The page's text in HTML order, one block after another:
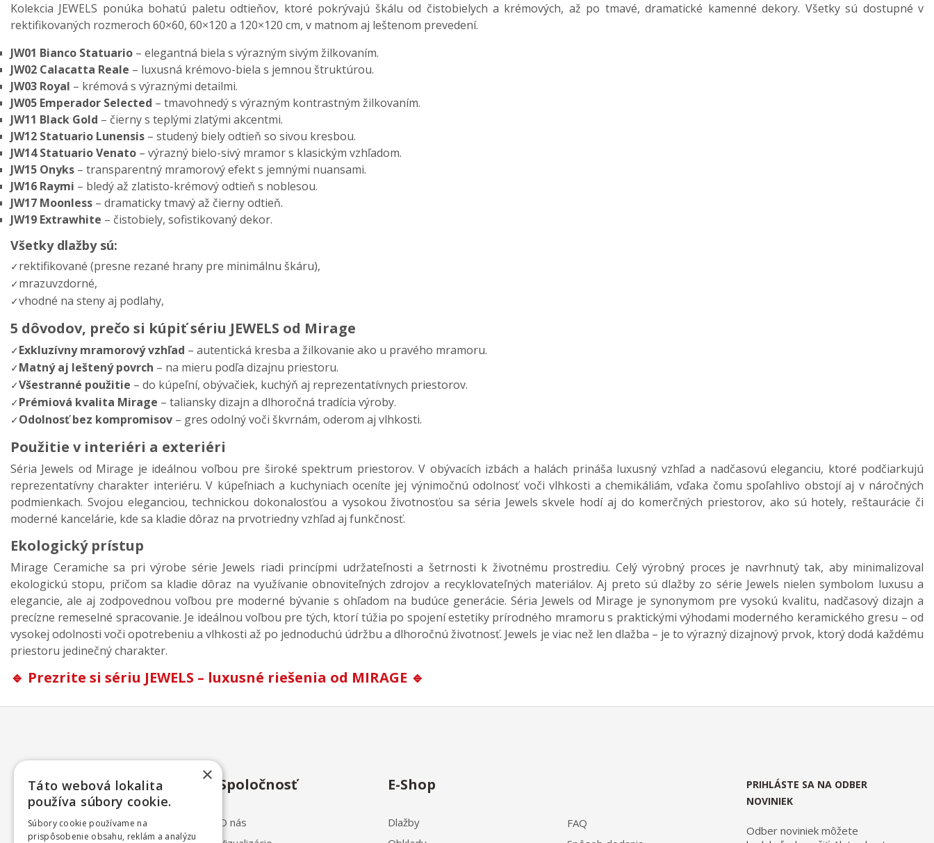
Kolekcia JEWELS ponúka bohatú paletu odtieňov, ktoré pokrývajú škálu od čistobielych a krémových, až po tmavé, dramatické kamenné dekory. Všetky sú dostupné v
rektifikovaných rozmeroch 60×60, 60×120 a 120×120 cm, v matnom aj leštenom prevedení.
JW01 Bianco Statuario – elegantná biela s výrazným sivým žilkovaním.
JW02 Calacatta Reale – luxusná krémovo-biela s jemnou štruktúrou.
JW03 Royal – krémová s výraznými detailmi.
JW05 Emperador Selected – tmavohnedý s výrazným kontrastným žilkovaním.
JW11 Black Gold – čierny s teplými zlatými akcentmi.
JW12 Statuario Lunensis – studený biely odtieň so sivou kresbou.
JW14 Statuario Venato – výrazný bielo-sivý mramor s klasickým vzhľadom.
JW15 Onyks – transparentný mramorový efekt s jemnými nuansami.
JW16 Raymi – bledý až zlatisto-krémový odtieň s noblesou.
JW17 Moonless – dramaticky tmavý až čierny odtieň.
JW19 Extrawhite – čistobiely, sofistikovaný dekor.
Všetky dlažby sú:
✓rektifikované (presne rezané hrany pre minimálnu škáru),
✓mrazuvzdorné,
✓vhodné na steny aj podlahy,
5 dôvodov, prečo si kúpiť sériu JEWELS od Mirage
✓Exkluzívny mramorový vzhľad – autentická kresba a žilkovanie ako u pravého mramoru.
✓Matný aj leštený povrch – na mieru podľa dizajnu priestoru.
✓Všestranné použitie – do kúpeľní, obývačiek, kuchýň aj reprezentatívnych priestorov.
✓Prémiová kvalita Mirage – taliansky dizajn a dlhoročná tradícia výroby.
✓Odolnosť bez kompromisov – gres odolný voči škvrnám, oderom aj vlhkosti.
Použitie v interiéri a exteriéri
Séria Jewels od Mirage je ideálnou voľbou pre široké spektrum priestorov. V obývacích izbách a halách prináša luxusný vzhľad a nadčasovú eleganciu, ktoré podčiarkujú
reprezentatívny charakter interiéru. V kúpeľniach a kuchyniach oceníte jej výnimočnú odolnosť voči vlhkosti a chemikáliám, vďaka čomu spoľahlivo obstojí aj v náročných
podmienkach. Svojou eleganciou, technickou dokonalosťou a vysokou životnosťou sa séria Jewels skvele hodí aj do komerčných priestorov, ako sú hotely, reštaurácie či
moderné kancelárie, kde sa kladie dôraz na prvotriedny vzhľad aj funkčnosť.
Ekologický prístup
Mirage Ceramiche sa pri výrobe série Jewels riadi princípmi udržateľnosti a šetrnosti k životnému prostrediu. Celý výrobný proces je navrhnutý tak, aby minimalizoval
ekologickú stopu, pričom sa kladie dôraz na využívanie obnoviteľných zdrojov a recyklovateľných materiálov. Aj preto sú dlažby zo série Jewels nielen symbolom luxusu a
elegancie, ale aj zodpovednou voľbou pre moderné bývanie s ohľadom na budúce generácie. Séria Jewels od Mirage je synonymom pre vysokú kvalitu, nadčasový dizajn a
precízne remeselné spracovanie. Je ideálnou voľbou pre tých, ktorí túžia po spojení estetiky prírodného mramoru s praktickými výhodami moderného keramického gresu – od
vysokej odolnosti voči opotrebeniu a vlhkosti až po jednoduchú údržbu a dlhoročnú životnosť. Jewels je viac než len dlažba – je to výrazný dizajnový prvok, ktorý dodá každému
priestoru jedinečný charakter.
🔹 Prezrite si sériu JEWELS – luxusné riešenia od MIRAGE 🔹
Spoločnosť
O nás
E-Shop
Dlažby
FAQ
PRIHLÁSTE SA NA ODBER
NOVINIEK
Odber noviniek môžete
×
Táto webová lokalita
používa súbory cookie.
Súbory cookie používame na
prispôsobenie obsahu, reklám a analýzu